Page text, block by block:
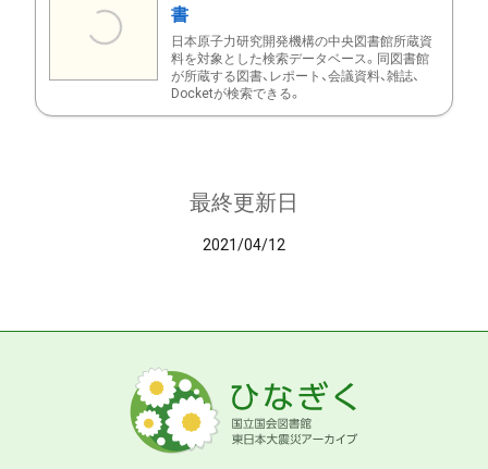
書
日本原子力研究開発機構の中央図書館所蔵資
料を対象とした検索データベース。同図書館
が所蔵する図書、レポート、会議資料、雑誌、
Docketが検索できる。
最終更新日
2021/04/12